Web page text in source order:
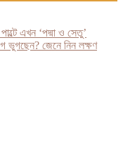
এখন ‘পদ্মা ও সেতু’
ভুগছেন? জেনে নিন লক্ষণ